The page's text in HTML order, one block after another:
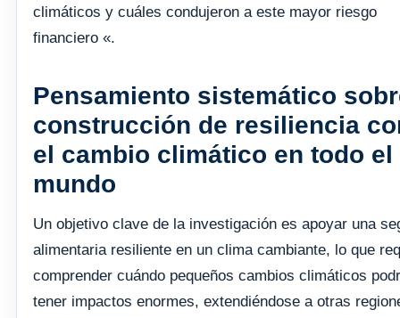
climáticos y cuáles condujeron a este mayor riesgo
financiero «.
Pensamiento sistemático
construcción de resiliencia
el cambio climático en todo el
mundo
Un objetivo clave de la investigación es apoyar una
alimentaria resiliente en un clima cambiante, lo que
comprender cuándo pequeños cambios climáticos
tener impactos enormes, extendiéndose a otras